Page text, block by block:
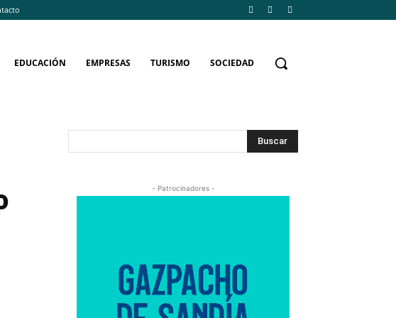
EDUCACIÓN EMPRESAS TURISMO SOCIEDAD
Buscar
- Patrocinadores -